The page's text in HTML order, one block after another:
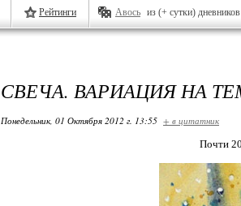
Рейтинги Авось из (+ сутки) дневников
СВЕЧА. ВАРИАЦИЯ НА
Понедельник, 01 Октября 2012 г. 13:55 + в цитатник
Почти